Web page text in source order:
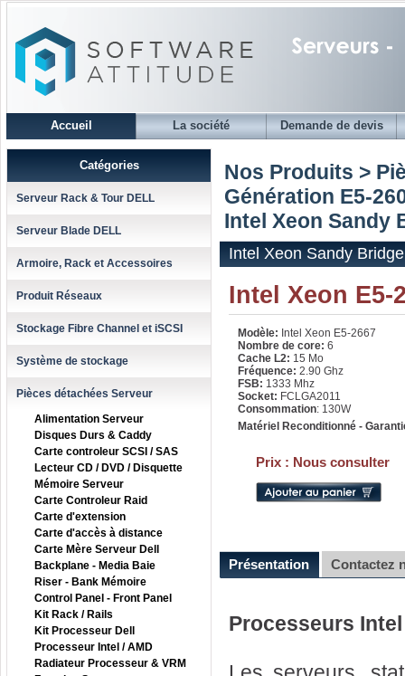
Accueil La société Demande de devis
Catégories
Serveur Rack & Tour DELL
Serveur Blade DELL
Armoire, Rack et Accessoires
Produit Réseaux
Stockage Fibre Channel et iSCSI
Système de stockage
Pièces détachées Serveur
Alimentation Serveur
Disques Durs & Caddy
Carte controleur SCSI / SAS
Lecteur CD / DVD / Disquette
Mémoire Serveur
Carte Controleur Raid
Carte d'extension
Carte d'accès à distance
Carte Mère Serveur Dell
Backplane - Media Baie
Riser - Bank Mémoire
Control Panel - Front Panel
Kit Rack / Rails
Kit Processeur Dell
Processeur Intel / AMD
Radiateur Processeur & VRM
Nos Produits >
Génération E5-
Intel Xeon Sandy
Intel Xeon Sandy
Intel Xeon E5-
Modèle: Intel Xeon E5-2667
Nombre de core: 6
Cache L2: 15 Mo
Fréquence: 2.90 Ghz
FSB: 1333 Mhz
Socket: FCLGA2011
Consommation: 130W
Matériel Reconditionné -
Prix : Nous consulter
Présentation Contactez
Processeurs Intel